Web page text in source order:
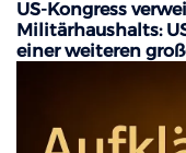
US-Kongress
Militärhaushalts:
einer weiteren